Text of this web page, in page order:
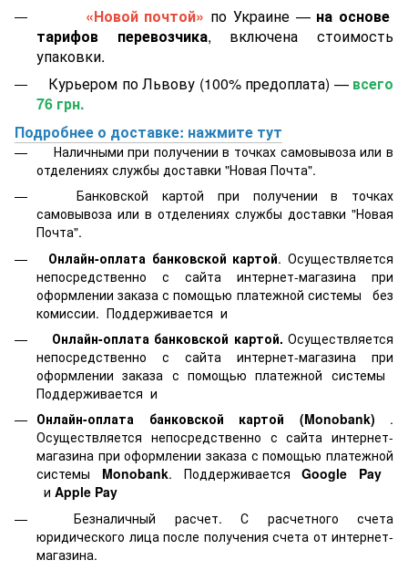
«Новой почтой» по Украине — на основе
тарифов перевозчика, включена стоимость
упаковки.
Курьером по Львову (100% предоплата) — всего
76 грн.
Подробнее о доставке: нажмите тут
Наличными при получении в точках самовывоза или в
отделениях службы доставки "Новая Почта".
Банковской картой при получении в точках
самовывоза или в отделениях службы доставки "Новая
Почта".
Онлайн-оплата банковской картой. Осуществляется
непосредственно с сайта интернет-магазина при
оформлении заказа с помощью платежной системы
без
комиссии. Поддерживается и
Онлайн-оплата банковской картой. Осуществляется
непосредственно с сайта интернет-магазина при
оформлении заказа с помощью платежной системы
Поддерживается и
Онлайн-оплата банковской картой
(Monobank) .
Осуществляется непосредственно с сайта интернет-
магазина при оформлении заказа с помощью платежной
системы Monobank. ПоддерживаетсяGoogle Pay
и Apple Pay
Безналичный расчет. С расчетного счета
юридического лица после получения счета от интернет-
магазина.